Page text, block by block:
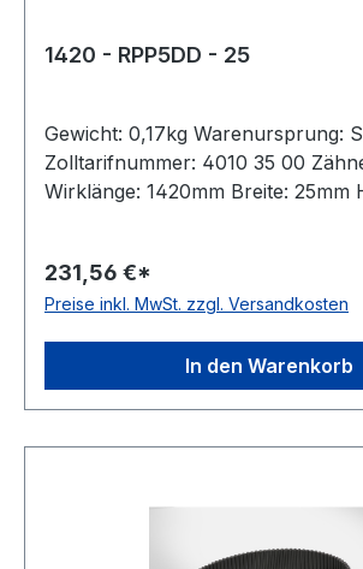
1420 - RPP5DD - 25
Gewicht: 0,17kg Warenursprung:
Zolltarifnummer: 4010 35 00
Wirklänge: 1420mm Breite: 25mm
231,56 €*
Preise inkl. MwSt. zzgl. Versandkosten
In den Warenkorb